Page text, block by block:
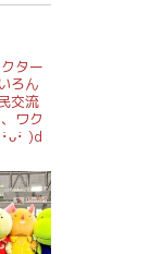
ター
ろん
交流
ワク
̀ᴗ･́ )d